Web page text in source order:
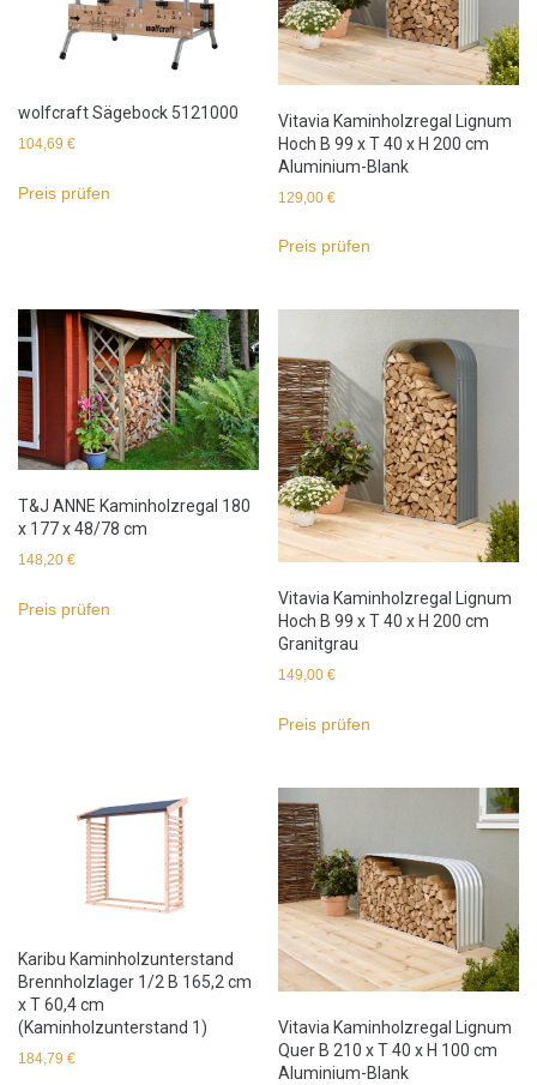
wolfcraft Sägebock 5121000
104,69 €
Preis prüfen
Vitavia Kaminholzregal Lignum
Hoch B 99 x T 40 x H 200 cm
Aluminium-Blank
129,00€
Preis prüfen
T&J ANNE Kaminholzregal 180
x 177 x 48/78 cm
148,20 €
Preis prüfen
Vitavia Kaminholzregal Lignum
Hoch B 99 x T 40 x H 200 cm
Granitgrau
149,00€
Preis prüfen
Karibu Kaminholzunterstand
Brennholzlager 1/2 B 165,2 cm
x T 60,4 cm
(Kaminholzunterstand 1)
184,79 €
Vitavia Kaminholzregal Lignum
Quer B 210 x T 40 x H 100 cm
Aluminium-Blank